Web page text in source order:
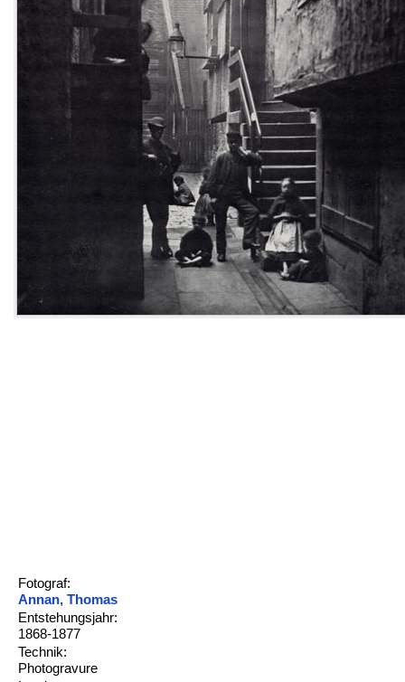
Fotograf:
Annan, Thomas
Entstehungsjahr:
1868-1877
Technik:
Photogravure